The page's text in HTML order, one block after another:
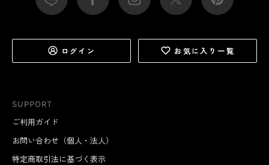
SUPPORT
ご利用ガイド
お問い合わせ（個人・法人）
特定商取引法に基づく表示
ログイン お気に入り一覧